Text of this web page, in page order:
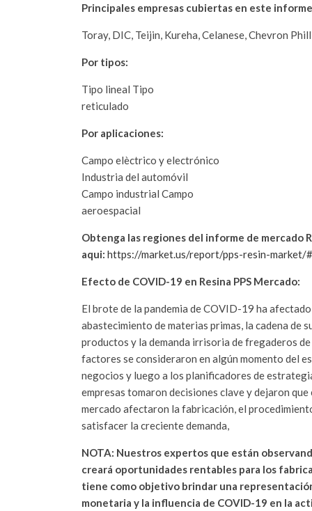
Principales empresas cubiertas en este
Toray, DIC, Teijin, Kureha, Celanese, Chevron
Por tipos:
Tipo lineal Tipo
reticulado
Por aplicaciones:
Campo elèctrico y electrónico
Industria del automóvil
Campo industrial Campo
aeroespacial
Obtenga las regiones del informe de mercado
aqui: https://market.us/report/pps-resin-market/
Efecto de COVID-19 en Resina PPS Mercado:
El brote de la pandemia de COVID-19 ha
abastecimiento de materias primas, la cadena de
productos y la demanda irrisoria de fregaderos
factores se consideraron en algún momento del
negocios y luego a los planificadores de
empresas tomaron decisiones clave y dejaron
mercado afectaron la fabricación, el
satisfacer la creciente demanda,
NOTA: Nuestros expertos que están
creará oportunidades rentables para los
tiene como objetivo brindar una
monetaria y la influencia de COVID-19 en la